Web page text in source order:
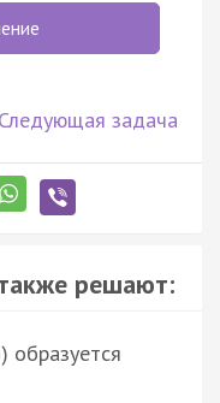
Следующая задача
решают:
образуется